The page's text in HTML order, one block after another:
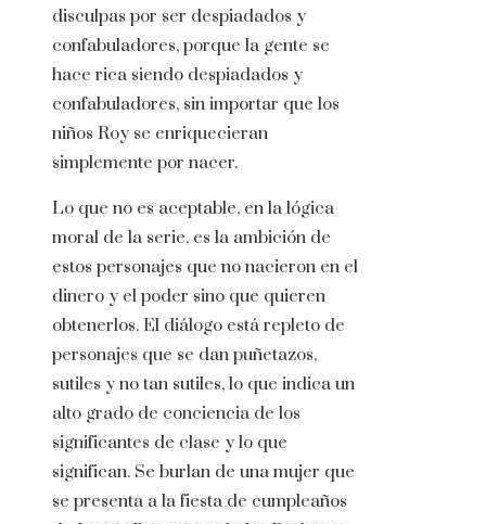
disculpas por ser despiadados y
confabuladores, porque la gente se
hace rica siendo despiadados y
confabuladores, sin importar que los
niños Roy se enriquecieran
simplemente por nacer.
Lo que no es aceptable, en la lógica
moral de la serie, es la ambición de
estos personajes que no nacieron en el
dinero y el poder sino que quieren
obtenerlos. El diálogo está repleto de
personajes que se dan puñetazos,
sutiles y no tan sutiles, lo que indica un
alto grado de conciencia de los
significantes de clase y lo que
significan. Se burlan de una mujer que
se presenta a la fiesta de cumpleaños